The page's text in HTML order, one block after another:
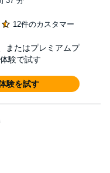
12件のカスタマー
またはプレミアムプ
験で試す
験を試す